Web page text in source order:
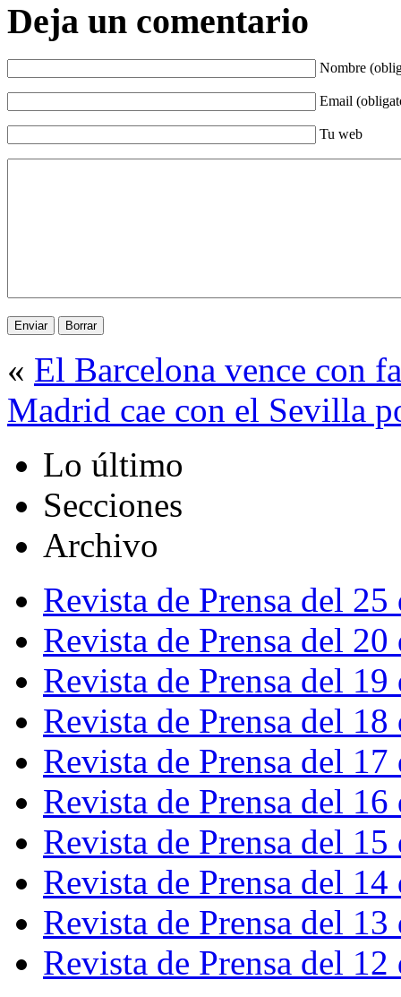
Deja un comentario
Nombre
Email
Tu web
« El Barcelona vence con
Madrid cae con el Sevilla
Lo último
Secciones
Archivo
Revista de Prensa del
Revista de Prensa del
Revista de Prensa del
Revista de Prensa del
Revista de Prensa del
Revista de Prensa del
Revista de Prensa del
Revista de Prensa del
Revista de Prensa del
Revista de Prensa del